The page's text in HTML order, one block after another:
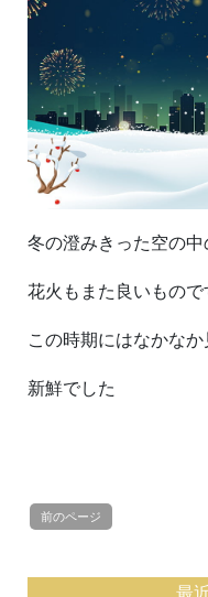
冬の澄みきった空の中
花火もまた良いもので
この時期にはなかな
新鮮でした
前のページ